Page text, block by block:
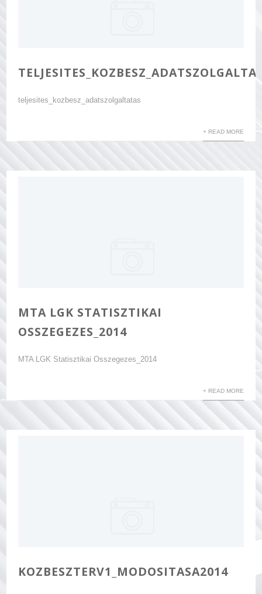
teljesites_kozbesz_adatszolgaltatas
+ READ MORE
MTA LGK STATISZTIKAI
OSSZEGEZES_2014
MTA LGK Statisztikai Osszegezes_2014
+ READ MORE
KOZBESZTERV1_MODOSITASA2014